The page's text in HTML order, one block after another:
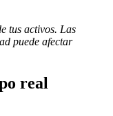
tus activos. Las
puede afectar
real